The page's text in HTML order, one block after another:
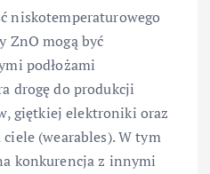
niskotemperaturowego
ZnO mogą być
podłożami
drogę do produkcji
giętkiej elektroniki oraz
(wearables). W tym
konkurencja z innymi